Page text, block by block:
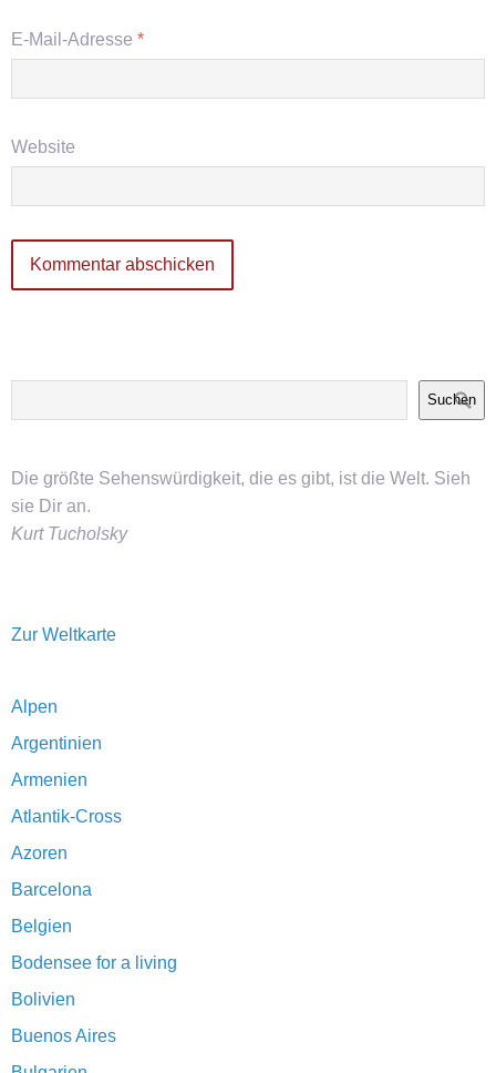
E-Mail-Adresse *
Website
Suchen
Die größte Sehenswürdigkeit, die es gibt, ist die Welt. Sieh
sie Dir an.
Kurt Tucholsky
Zur Weltkarte
Alpen
Argentinien
Armenien
Atlantik-Cross
Azoren
Barcelona
Belgien
Bodensee for a living
Bolivien
Buenos Aires